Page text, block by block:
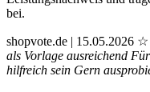
bei.
shopvote.de | 15.05.2026 ☆
als Vorlage ausreichend
hilfreich sein Gern